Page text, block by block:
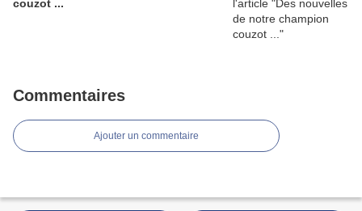
couzot ...
Commentaires
Ajouter un commentaire